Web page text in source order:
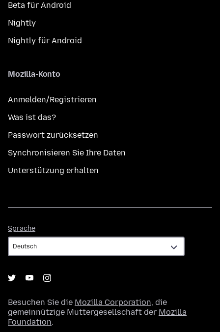
Beta für Android
Nightly
Nightly für Android
Mozilla-Konto
Anmelden/Registrieren
Was ist das?
Passwort zurücksetzen
Synchronisieren Sie Ihre Daten
Unterstützung erhalten
Sprache
Besuchen Sie die Mozilla Corporation, die
gemeinnützige Muttergesellschaft der Mozilla
Foundation.